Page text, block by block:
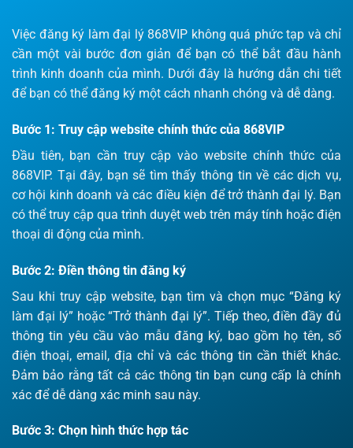
Việc đăng ký làm đại lý 868VIP không quá phức tạp và chỉ
cần một vài bước đơn giản để bạn có thể bắt đầu hành
trình kinh doanh của mình. Dưới đây là hướng dẫn chi tiết
để bạn có thể đăng ký một cách nhanh chóng và dễ dàng.
Bước 1: Truy cập website chính thức của 868VIP
Đầu tiên, bạn cần truy cập vào website chính thức của
868VIP. Tại đây, bạn sẽ tìm thấy thông tin về các dịch vụ,
cơ hội kinh doanh và các điều kiện để trở thành đại lý. Bạn
có thể truy cập qua trình duyệt web trên máy tính hoặc điện
thoại di động của mình.
Bước 2: Điền thông tin đăng ký
Sau khi truy cập website, bạn tìm và chọn mục “Đăng ký
làm đại lý” hoặc “Trở thành đại lý”. Tiếp theo, điền đầy đủ
thông tin yêu cầu vào mẫu đăng ký, bao gồm họ tên, số
điện thoại, email, địa chỉ và các thông tin cần thiết khác.
Đảm bảo rằng tất cả các thông tin bạn cung cấp là chính
xác để dễ dàng xác minh sau này.
Bước 3: Chọn hình thức hợp tác